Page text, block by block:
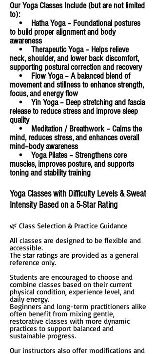
Our Yoga Classes Include (but are not limited
to):
• Hatha Yoga – Foundational postures
to build proper alignment and body
awareness
• Therapeutic Yoga – Helps relieve
neck, shoulder, and lower back discomfort,
supporting postural correction and recovery
• Flow Yoga – A balanced blend of
movement and stillness to enhance strength,
focus, and energy flow
• Yin Yoga – Deep stretching and fascia
release to reduce stress and improve sleep
quality
• Meditation / Breathwork – Calms the
mind, reduces stress, and enhances overall
mind–body awareness
• Yoga Pilates – Strengthens core
muscles, improves posture, and supports
toning and stability training
Yoga Classes with Difficulty Levels & Sweat
Intensity Based on a 5-Star Rating
🌿 Class Selection & Practice Guidance
All classes are designed to be flexible and
accessible.
The star ratings are provided as a general
reference only.
Students are encouraged to choose and
combine classes based on their current
physical condition, experience level, and
daily energy.
Beginners and long-term practitioners alike
often benefit from mixing gentle,
restorative classes with more dynamic
practices to support balanced and
sustainable progress.
Our instructors also offer modifications and